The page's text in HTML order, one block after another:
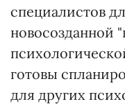
специалистов
новосозданной
готовы
для других